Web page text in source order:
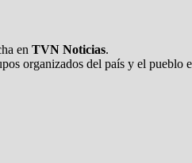
en TVN Noticias.
organizados del país y el pueblo